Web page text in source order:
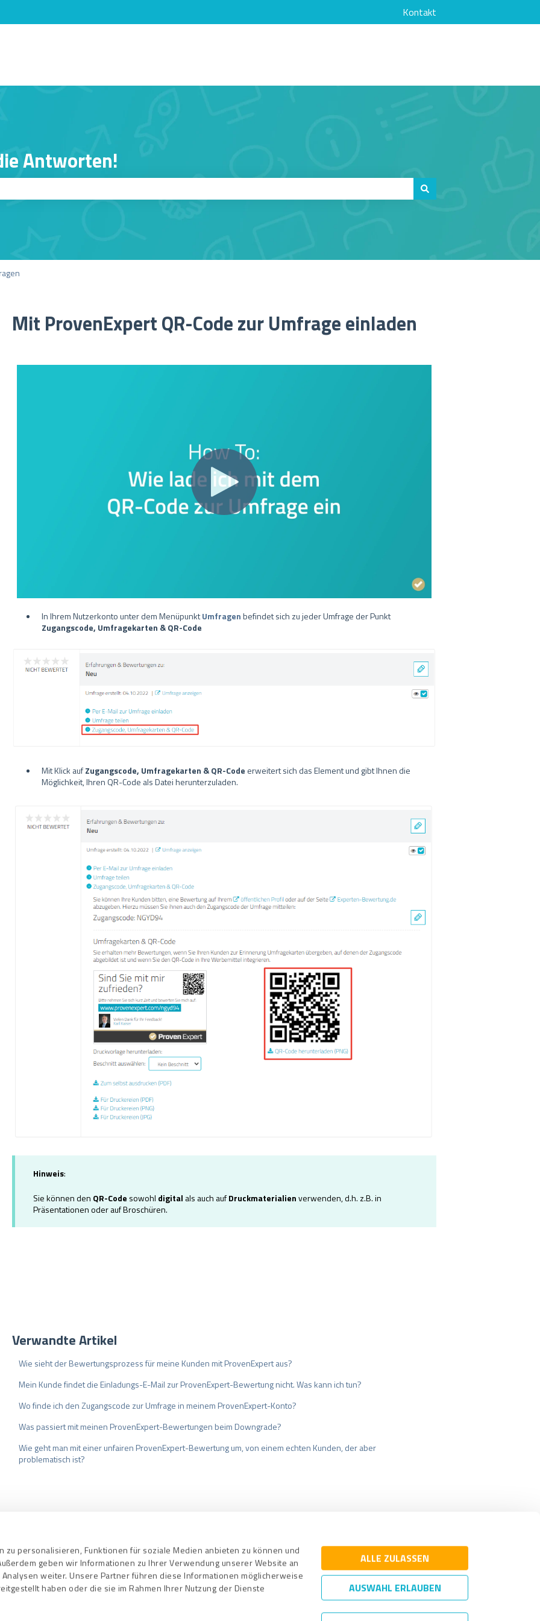
zu personalisieren, Funktionen für soziale Medien anbieten zu können und
geben wir Informationen zu Ihrer Verwendung unserer Website an
weiter. Unsere Partner führen diese Informationen möglicherweise
haben oder die sie im Rahmen Ihrer Nutzung der Dienste
ALLE ZULASSEN
AUSWAHL ERLAUBEN
Kontakt
Antworten!
Mit ProvenExpert QR-Code zur Umfrage einladen
In Ihrem Nutzerkonto unter dem MenüpunktUmfragenbefindet sich zu jeder Umfrage der Punkt
Zugangscode, Umfragekarten & QR-Code
Mit Klick aufZugangscode, Umfragekarten & QR-Code erweitert sich das Element und gibt Ihnen die
Möglichkeit, Ihren QR-Code als Datei herunterzuladen.
Hinweis:
Sie können den QR-Code sowohl digital als auch aufDruckmaterialienverwenden, d.h. z.B. in
Präsentationen oder auf Broschüren.
Verwandte Artikel
Wie sieht der Bewertungsprozess für meine Kunden mit ProvenExpert aus?
Mein Kunde findet die Einladungs-E-Mail zur ProvenExpert-Bewertung nicht. Was kann ich tun?
Wo finde ich den Zugangscode zur Umfrage in meinem ProvenExpert-Konto?
Was passiert mit meinen ProvenExpert-Bewertungen beim Downgrade?
Wie geht man mit einer unfairen ProvenExpert-Bewertung um, von einem echten Kunden, der aber
problematisch ist?
Datenschutz Qualitätssicherung Impressum